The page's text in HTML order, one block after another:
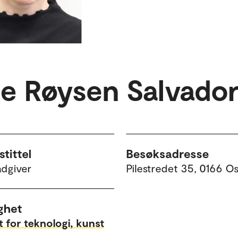
Røysen
Besøksadresse
Pilestredet 35, 0166
for teknologi, kunst